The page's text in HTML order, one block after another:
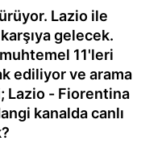
Lazio ile
gelecek.
muhtemel 11'leri
ediliyor ve arama
Lazio - Fiorentina
kanalda canlı